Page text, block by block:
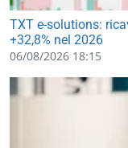
TXT e-solutions:
+32,8% nel 2026
06/08/2026 18:15